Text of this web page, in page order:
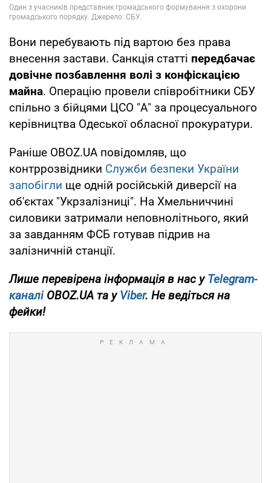
Вони перебувають під вартою без права
внесення застави. Санкція статті передбачає
довічне позбавлення волі з конфіскацією
майна. Операцію провели співробітники СБУ
спільно з бійцями ЦСО "А" за процесуального
керівництва Одеської обласної прокуратури.
Раніше OBOZ.UA повідомляв, що
контррозвідники Служби безпеки України
запобігли ще одній російській диверсії на
об'єктах "Укрзалізниці". На Хмельниччині
силовики затримали неповнолітнього, який
за завданням ФСБ готував підрив на
залізничній станції.
Лише перевірена інформація в нас уTelegram-
каналіOBOZ.UA та уViber. Не ведіться на
фейки!